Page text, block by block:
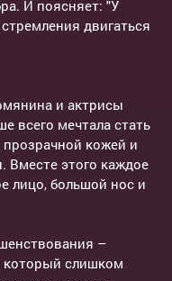
И поясняет: "У
двигаться
и актрисы
всего мечтала стать
кожей и
Вместе этого каждое
лицо, большой нос и
–
который слишком